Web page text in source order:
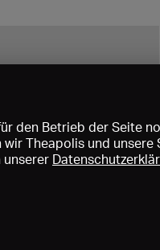
den Betrieb der Seite
Theapolis und
unserer